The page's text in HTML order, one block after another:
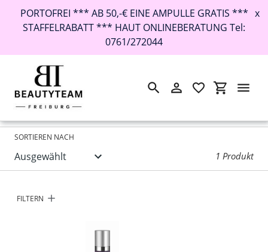
Direkt
Inhalt
PORTOFREI *** AB 50,-€ EINE AMPULLE GRATIS ***
STAFFELRABATT *** HAUT ONLINEBERATUNG Tel:
0761/272044
x
SuchenEinloggen
Startseite › Lift Expert Serum
SORTIEREN NACH
1 Produkt
FILTERN